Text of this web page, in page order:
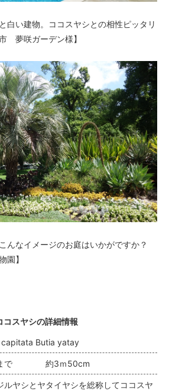
白い建物。ココスヤシとの相性ピッタリ
夢咲ガーデン様】
んなイメージのお庭はいかがですか？
園】
コスヤシの詳細情報
capitata Butia yatay
まで 約3ｍ50cm
ルヤシとヤタイヤシを総称してココスヤ